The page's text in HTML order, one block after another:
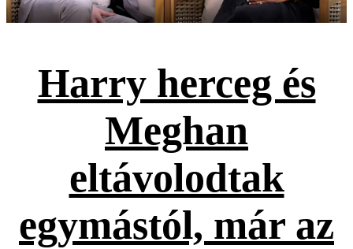
Harry herceg és
Meghan
eltávolodtak
egymástól, már az